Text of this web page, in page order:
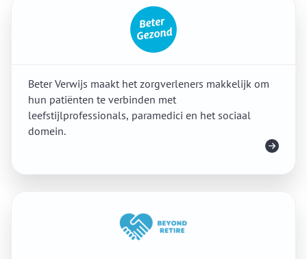
Beter Verwijs maakt het zorgverleners makkelijk om
hun patiënten te verbinden met
leefstijlprofessionals, paramedici en het sociaal
domein.